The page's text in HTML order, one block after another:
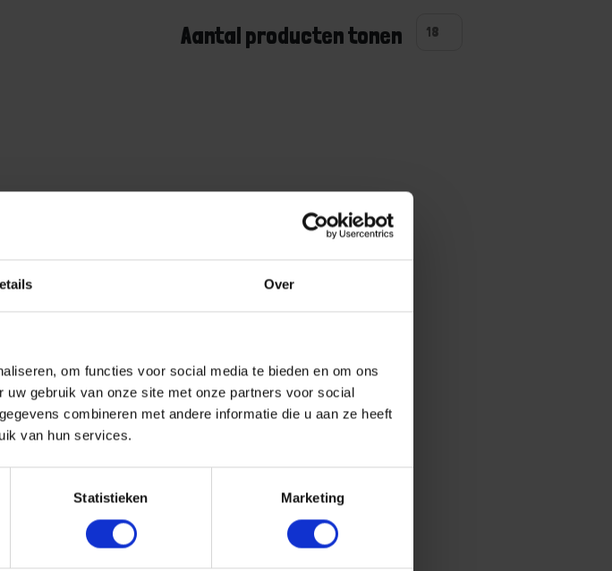
Over
om functies voor social media te bieden en om ons
gebruik van onze site met onze partners voor social
combineren met andere informatie die u aan ze heeft
van hun services.
Statistieken Marketing
Aantal producten tonen